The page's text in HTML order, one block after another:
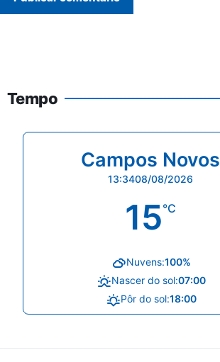
Tempo
Campos Novos
13:3408/08/2026
15°C
Nuvens:100%
Nascer do sol:07:00
Pôr do sol:18:00